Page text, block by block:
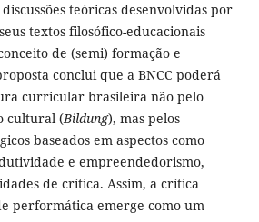
teóricas desenvolvidas por
textos filosófico-educacionais
de (semi) formação e
conclui que a BNCC poderá
curricular brasileira não pelo
cultural (Bildung), mas pelos
baseados em aspectos como
e empreendedorismo,
de crítica. Assim, a crítica
performática emerge como um